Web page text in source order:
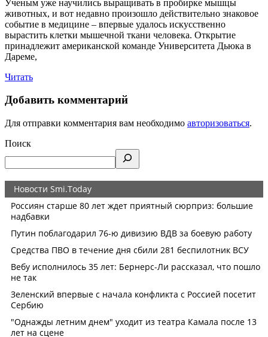
Ученым уже научились выращивать в пробирке мышцы
животных, и вот недавно произошло действительно знаковое
событие в медицине – впервые удалось искусственно
вырастить клетки мышечной ткани человека. Открытие
принадлежит американской команде Университета Дьюка в
Дареме,
Читать
Добавить комментарий
Для отправки комментария вам необходимо авторизоваться.
Поиск